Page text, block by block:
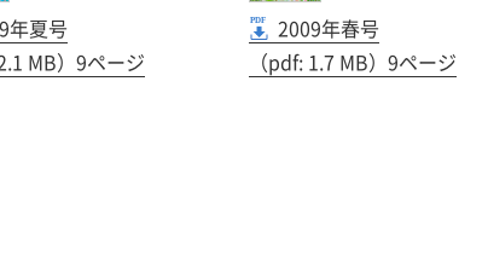
年夏号
MB）9ページ
2009年春号
（pdf: 1.7 MB）9ページ